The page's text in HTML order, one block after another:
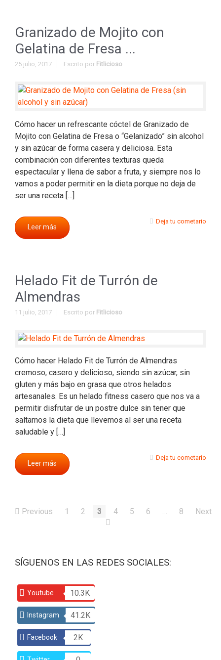
Granizado de Mojito con
Gelatina de Fresa ...
25 julio, 2017 Escrito por Fitlicioso
Cómo hacer un refrescante cóctel de Granizado de
Mojito con Gelatina de Fresa o “Gelanizado” sin alcohol
y sin azúcar de forma casera y deliciosa. Esta
combinación con diferentes texturas queda
espectacular y llena de sabor a fruta, y siempre nos lo
vamos a poder permitir en la dieta porque no deja de
ser una receta […]
Leer más
Deja tu cometario
Helado Fit de Turrón de
Almendras
11 julio, 2017 Escrito por Fitlicioso
Cómo hacer Helado Fit de Turrón de Almendras
cremoso, casero y delicioso, siendo sin azúcar, sin
gluten y más bajo en grasa que otros helados
artesanales. Es un helado fitness casero que nos va a
permitir disfrutar de un postre dulce sin tener que
saltarnos la dieta que llevemos al ser una receta
saludable y […]
Leer más
Deja tu cometario
Previous 1 2 3 4 5 6 … 8 Next
SÍGUENOS EN LAS REDES SOCIALES:
Youtube 10.3K
Instagram 41.2K
Facebook 2K